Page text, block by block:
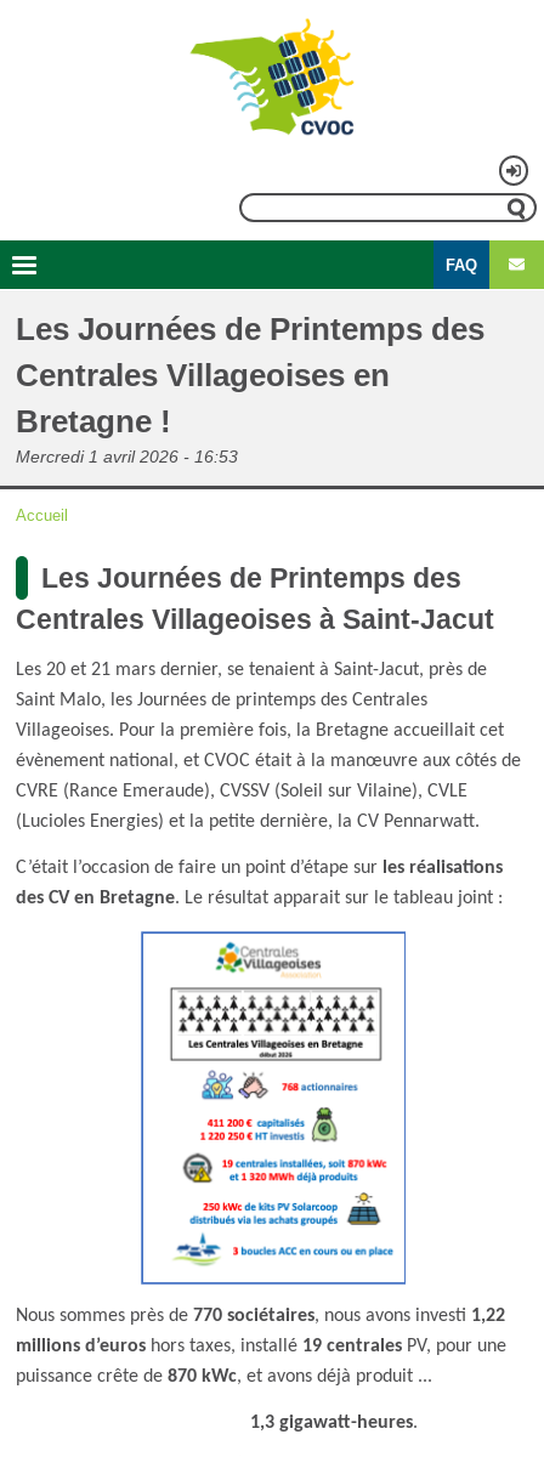
Rechercher
compte
de
l'utilisateur
Navigation
principale
menu
FAQ
Les Journées de Printemps des
Centrales Villageoises en
Bretagne !
Mercredi 1 avril 2026 - 16:53
d'Ariane
Accueil
Les Journées de Printemps des
Centrales Villageoises à Saint-Jacut
Les 20 et 21 mars dernier, se tenaient à Saint-Jacut, près de
Saint Malo, les Journées de printemps des Centrales
Villageoises. Pour la première fois, la Bretagne accueillait cet
évènement national, et CVOC était à la manœuvre aux côtés de
CVRE (Rance Emeraude), CVSSV (Soleil sur Vilaine), CVLE
(Lucioles Energies) et la petite dernière, la CV Pennarwatt.
C’était l’occasion de faire un point d’étape sur les réalisations
des CV en Bretagne. Le résultat apparait sur le tableau joint :
Nous sommes près de 770 sociétaires, nous avons investi 1,22
millions d’euroshors taxes, installé 19 centralesPV, pour une
puissance crête de 870 kWc, et avons déjà produit ...
1,3 gigawatt-heures.